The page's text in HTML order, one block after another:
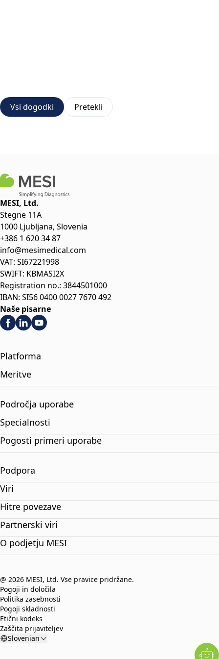
Vsi dogodki Pretekli
MESI, Ltd.
Stegne 11A
1000 Ljubljana, Slovenia
+386 1 620 34 87
info@mesimedical.com
VAT: SI67221998
SWIFT: KBMASI2X
Registration no.: 3844501000
IBAN: SI56 0400 0027 7670 492
Naše pisarne
Platforma
Meritve
Področja uporabe
Specialnosti
Pogosti primeri uporabe
Podpora
Viri
Hitre povezave
Partnerski viri
O podjetju MESI
@ 2026 MESI, Ltd. Vse pravice pridržane.
Pogoji in določila
Politika zasebnosti
Pogoji skladnosti
Etični kodeks
Zaščita prijaviteljev
Slovenian